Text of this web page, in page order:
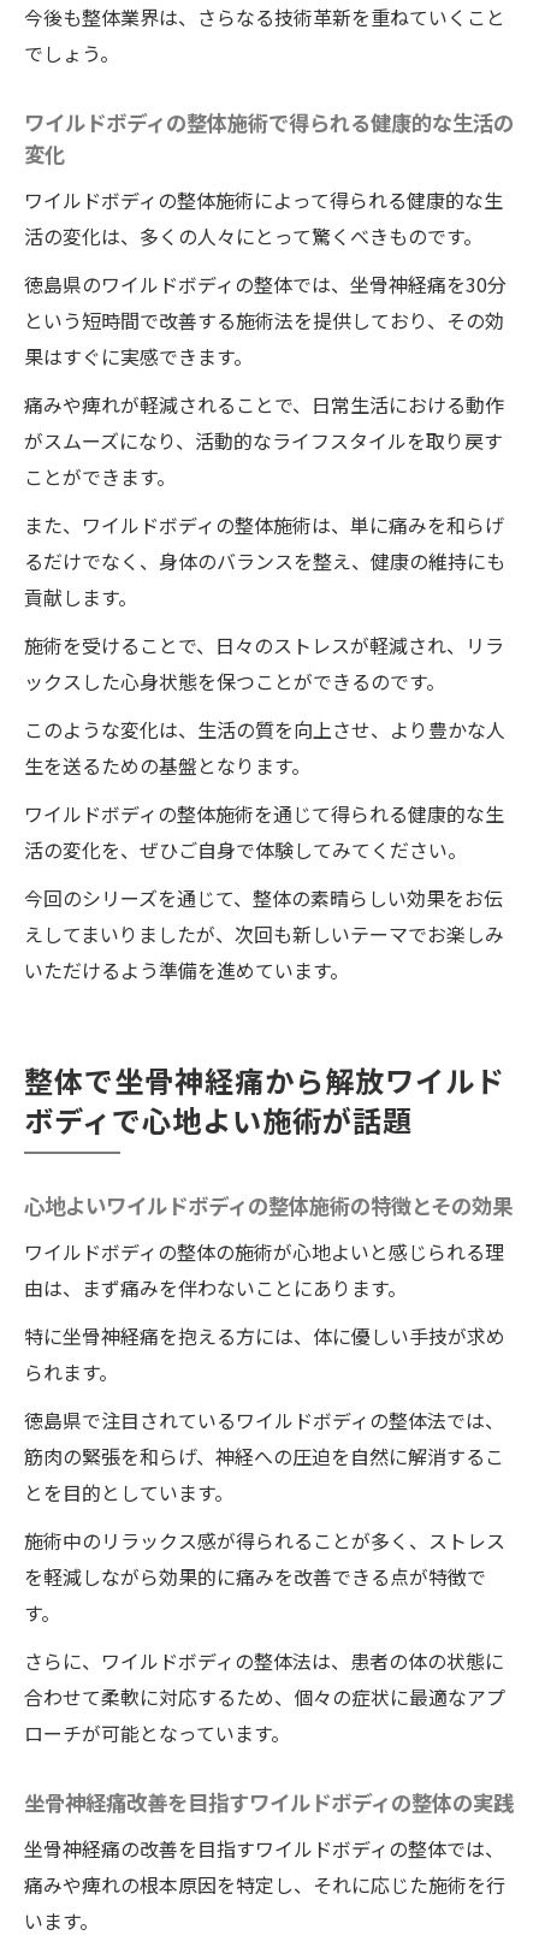
今後も整体業界は、さらなる技術革新を重ねていくこと
でしょう。
ワイルドボディの整体施術で得られる健康的な生活の
変化
ワイルドボディの整体施術によって得られる健康的な生
活の変化は、多くの人々にとって驚くべきものです。
徳島県のワイルドボディの整体では、坐骨神経痛を30分
という短時間で改善する施術法を提供しており、その効
果はすぐに実感できます。
痛みや痺れが軽減されることで、日常生活における動作
がスムーズになり、活動的なライフスタイルを取り戻す
ことができます。
また、ワイルドボディの整体施術は、単に痛みを和らげ
るだけでなく、身体のバランスを整え、健康の維持にも
貢献します。
施術を受けることで、日々のストレスが軽減され、リラ
ックスした心身状態を保つことができるのです。
このような変化は、生活の質を向上させ、より豊かな人
生を送るための基盤となります。
ワイルドボディの整体施術を通じて得られる健康的な生
活の変化を、ぜひご自身で体験してみてください。
今回のシリーズを通じて、整体の素晴らしい効果をお伝
えしてまいりましたが、次回も新しいテーマでお楽しみ
いただけるよう準備を進めています。
整体で坐骨神経痛から解放ワイルド
ボディで心地よい施術が話題
心地よいワイルドボディの整体施術の特徴とその効果
ワイルドボディの整体の施術が心地よいと感じられる理
由は、まず痛みを伴わないことにあります。
特に坐骨神経痛を抱える方には、体に優しい手技が求め
られます。
徳島県で注目されているワイルドボディの整体法では、
筋肉の緊張を和らげ、神経への圧迫を自然に解消するこ
とを目的としています。
施術中のリラックス感が得られることが多く、ストレス
を軽減しながら効果的に痛みを改善できる点が特徴で
す。
さらに、ワイルドボディの整体法は、患者の体の状態に
合わせて柔軟に対応するため、個々の症状に最適なアプ
ローチが可能となっています。
坐骨神経痛改善を目指すワイルドボディの整体の実践
坐骨神経痛の改善を目指すワイルドボディの整体では、
痛みや痺れの根本原因を特定し、それに応じた施術を行
います。